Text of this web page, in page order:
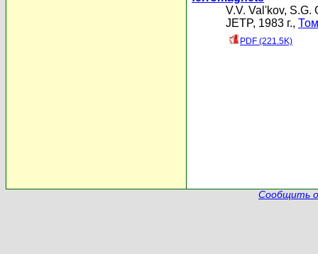
V.V. Val'kov, S.G.
JETP, 1983 г.,
PDF (221.5K)
Сообщить о